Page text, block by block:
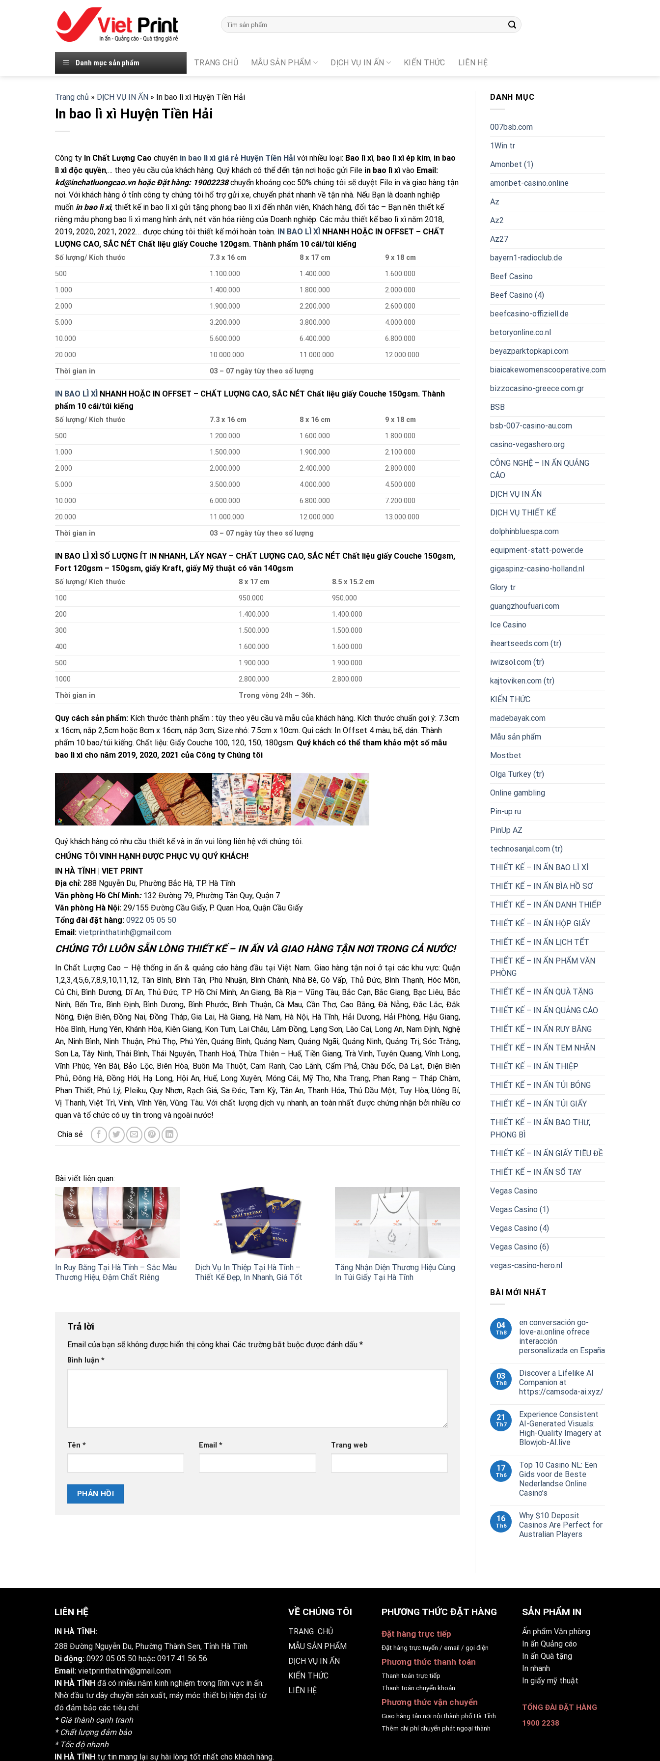
Danh mục sản phẩm TRANG CHỦ MẪU SẢN PHẨM DỊCH VỤ IN ẤN KIẾN THỨC LIÊN HỆ
Trang chủ » DỊCH VỤ IN ẤN » In bao lì xì Huyện Tiền Hải
In bao lì xì Huyện Tiền Hải
Công ty In Chất Lượng Cao chuyên in bao lì xì giá rẻ Huyện Tiền Hải với nhiều loại: Bao lì xì, bao lì xì ép kim, in bao
lì xì độc quyền,… theo yêu cầu của khách hàng. Quý khách có thể đến tận nơi hoặc gửi File in bao lì xì vào Email:
kd@inchatluongcao.vn hoặc Đặt hàng: 19002238chuyển khoảng cọc 50% chúng tôi sẽ duyệt File in và giao hàng tận
nơi. Với khách hàng ở tỉnh công ty chúng tôi hổ trợ gửi xe, chuyển phát nhanh về tận nhà. Nếu Bạn là doanh nghiệp
muốn in bao lì xì, thiết kế in bao lì xì gửi tặng phong bao lì xì đến nhân viên, Khách hàng, đối tác – Bạn nên thiết kế
riêng mẫu phong bao lì xì mang hình ảnh, nét văn hóa riêng của Doanh nghiệp. Các mẫu thiết kế bao lì xì năm 2018,
2019, 2020, 2021, 2022… được chúng tôi thiết kế mới hoàn toàn. IN BAO LÌ XÌ NHANH HOẶC IN OFFSET – CHẤT
LƯỢNG CAO, SẮC NÉT Chất liệu giấy Couche 120gsm. Thành phẩm 10 cái/túi kiếng
Số lượng/ Kích thước 7.3 x 16 cm 8 x 17 cm
9 x 18 cm
500
1.100.000 1.400.000
1.600.000
1.000
1.400.000 1.800.000
2.000.000
2.000
1.900.000 2.200.000
2.600.000
5.000
3.200.000 3.800.000
4.000.000
10.000
5.600.000 6.400.000
6.800.000
20.000
10.000.000 11.000.000
12.000.000
Thời gian in
03 – 07 ngày tùy theo số lượng
IN BAO LÌ XÌ NHANH HOẶC IN OFFSET – CHẤT LƯỢNG CAO, SẮC NÉT Chất liệu giấy Couche 150gsm. Thành
phẩm 10 cái/túi kiếng
Số lượng/ Kích thước 7.3 x 16 cm 8 x 16 cm
9 x 18 cm
500
1.200.000 1.600.000
1.800.000
1.000
1.500.000 1.900.000
2.100.000
2.000
2.000.000 2.400.000
2.800.000
5.000
3.500.000 4.000.000
4.500.000
10.000
6.000.000 6.800.000
7.200.000
20.000
11.000.000 12.000.000
13.000.000
Thời gian in
03 – 07 ngày tùy theo số lượng
IN BAO LÌ XÌ SỐ LƯỢNG ÍT IN NHANH, LẤY NGAY – CHẤT LƯỢNG CAO, SẮC NÉT Chất liệu giấy Couche 150gsm,
Fort 120gsm – 150gsm, giấy Kraft, giấy Mỹ thuật có vân 140gsm
Số lượng/ Kích thước 8 x 17 cm
8.5 x 15.2 cm
100
950.000
950.000
200
1.400.000
1.400.000
300
1.500.000
1.500.000
400
1.600.000
1.600.000
500
1.900.000
1.900.000
1000
2.800.000
2.800.000
Thời gian in
Trong vòng 24h – 36h.
Quy cách sản phẩm: Kích thước thành phẩm : tùy theo yêu cầu và mẫu của khách hàng. Kích thước chuẩn gợi ý: 7.3cm
x 16cm, nắp 2,5cm hoặc 8cm x 16cm, nắp 3cm; Size nhỏ: 7.5cm x 10cm. Qui cách: In Offset 4 màu, bế, dán. Thành
phẩm 10 bao/túi kiếng. Chất liệu: Giấy Couche 100, 120, 150, 180gsm. Quý khách có thể tham khảo một số mẫu
bao lì xì cho năm 2019, 2020, 2021 của Công ty Chúng tôi
Quý khách hàng có nhu cầu thiết kế và in ấn vui lòng liên hệ với chúng tôi.
CHÚNG TÔI VINH HẠNH ĐƯỢC PHỤC VỤ QUÝ KHÁCH!
IN HÀ TĨNH | VIET PRINT
Địa chỉ: 288 Nguyễn Du, Phường Bắc Hà, TP. Hà Tĩnh
Văn phòng Hồ Chí Minh:132 Đường 79, Phường Tân Quy, Quận 7
Văn phòng Hà Nội: 29/155 Đường Cầu Giấy, P. Quan Hoa, Quận Cầu Giấy
Tổng đài đặt hàng: 0922 05 05 50
Email: vietprinthatinh@gmail.com
CHÚNG TÔI LUÔN SẴN LÒNG THIẾT KẾ – IN ẤN VÀ GIAO HÀNG TẬN NƠI TRONG CẢ NƯỚC!
In Chất Lượng Cao – Hệ thống in ấn & quảng cáo hàng đầu tại Việt Nam. Giao hàng tận nơi ở tại các khu vực: Quận
1,2,3,4,5,6,7,8,9,10,11,12, Tân Bình, Bình Tân, Phú Nhuận, Bình Chánh, Nhà Bè, Gò Vấp, Thủ Đức, Bình Thạnh, Hóc Môn,
Củ Chi, Bình Dương, Dĩ An, Thủ Đức, TP Hồ Chí Minh, An Giang, Bà Rịa – Vũng Tàu, Bắc Cạn, Bắc Giang, Bạc Liêu, Bắc
Ninh, Bến Tre, Bình Định, Bình Dương, Bình Phước, Bình Thuận, Cà Mau, Cần Thơ, Cao Bằng, Đà Nẵng, Đắc Lắc, Đắk
Nông, Điện Biên, Đồng Nai, Đồng Tháp, Gia Lai, Hà Giang, Hà Nam, Hà Nội, Hà Tĩnh, Hải Dương, Hải Phòng, Hậu Giang,
Hòa Bình, Hưng Yên, Khánh Hòa, Kiên Giang, Kon Tum, Lai Châu, Lâm Đồng, Lạng Sơn, Lào Cai, Long An, Nam Định, Nghệ
An, Ninh Bình, Ninh Thuận, Phú Thọ, Phú Yên, Quảng Bình, Quảng Nam, Quảng Ngãi, Quảng Ninh, Quảng Trị, Sóc Trăng,
Sơn La, Tây Ninh, Thái Bình, Thái Nguyên, Thanh Hoá, Thừa Thiên – Huế, Tiền Giang, Trà Vinh, Tuyên Quang, Vĩnh Long,
Vĩnh Phúc, Yên Bái, Bảo Lộc, Biên Hòa, Buôn Ma Thuột, Cam Ranh, Cao Lãnh, Cẩm Phả, Châu Đốc, Đà Lạt, Điện Biên
Phủ, Đông Hà, Đồng Hới, Hạ Long, Hội An, Huế, Long Xuyên, Móng Cái, Mỹ Tho, Nha Trang, Phan Rang – Tháp Chàm,
Phan Thiết, Phủ Lý, Pleiku, Quy Nhơn, Rạch Giá, Sa Đéc, Tam Kỳ, Tân An, Thanh Hóa, Thủ Dầu Một, Tuy Hòa, Uông Bí,
Vị Thanh, Việt Trì, Vinh, Vĩnh Yên, Vũng Tàu. Với chất lượng dịch vụ nhanh, an toàn nhất được chứng nhận bởi nhiều cơ
quan và tổ chức có uy tín trong và ngoài nước!
Bài viết liên quan:
In Ruy Băng Tại Hà Tĩnh – Sắc Màu
Thương Hiệu, Đậm Chất Riêng
Dịch Vụ In Thiệp Tại Hà Tĩnh –
Thiết Kế Đẹp, In Nhanh, Giá Tốt
Tăng Nhận Diện Thương Hiệu Cùng
In Túi Giấy Tại Hà Tĩnh
Trả lời
Email của bạn sẽ không được hiển thị công khai. Các trường bắt buộc được đánh dấu *
Bình luận *
Tên * Email* Trang web
DANH MỤC
007bsb.com
1Win tr
Amonbet (1)
amonbet-casino.online
Az
Az2
Az27
bayern1-radioclub.de
Beef Casino
Beef Casino (4)
beefcasino-offiziell.de
betoryonline.co.nl
beyazparktopkapi.com
biaicakewomenscooperative.com
bizzocasino-greece.com.gr
BSB
bsb-007-casino-au.com
casino-vegashero.org
CÔNG NGHỆ – IN ẤN QUẢNG
CÁO
DỊCH VỤ IN ẤN
DỊCH VỤ THIẾT KẾ
dolphinbluespa.com
equipment-statt-power.de
gigaspinz-casino-holland.nl
Glory tr
guangzhoufuari.com
Ice Casino
iheartseeds.com (tr)
iwizsol.com (tr)
kajtoviken.com (tr)
KIẾN THỨC
madebayak.com
Mẫu sản phẩm
Mostbet
Olga Turkey (tr)
Online gambling
Pin-up ru
PinUp AZ
technosanjal.com (tr)
THIẾT KẾ – IN ẤN BAO LÌ XÌ
THIẾT KẾ – IN ẤN BÌA HỒ SƠ
THIẾT KẾ – IN ẤN DANH THIẾP
THIẾT KẾ – IN ẤN HỘP GIẤY
THIẾT KẾ – IN ẤN LỊCH TẾT
THIẾT KẾ – IN ẤN PHẨM VĂN
PHÒNG
THIẾT KẾ – IN ẤN QUÀ TẶNG
THIẾT KẾ – IN ẤN QUẢNG CÁO
THIẾT KẾ – IN ẤN RUY BĂNG
THIẾT KẾ – IN ẤN TEM NHÃN
THIẾT KẾ – IN ẤN THIỆP
THIẾT KẾ – IN ẤN TÚI BÓNG
THIẾT KẾ – IN ẤN TÚI GIẤY
THIẾT KẾ – IN ẤN BAO THƯ,
PHONG BÌ
THIẾT KẾ – IN ẤN GIẤY TIÊU ĐỀ
THIẾT KẾ – IN ẤN SỔ TAY
Vegas Casino
Vegas Casino (1)
Vegas Casino (4)
Vegas Casino (6)
vegas-casino-hero.nl
BÀI MỚI NHẤT
04
Th8
en conversación go-
love-ai.online ofrece
interacción
personalizada en España
03
Th8
Discover a Lifelike AI
Companion at
https://camsoda-ai.xyz/
21
Th7
Experience Consistent
AI-Generated Visuals:
High-Quality Imagery at
Blowjob-AI.live
17
Th6
Top 10 Casino NL: Een
Gids voor de Beste
Nederlandse Online
Casino’s
16
Th6
Why $10 Deposit
Casinos Are Perfect for
Australian Players
LIÊN HỆ
IN HÀ TĨNH:
288 Đường Nguyễn Du, Phường Thành Sen, Tỉnh Hà Tĩnh
Di động: 0922 05 05 50hoặc 0917 41 56 56
Email: vietprinthatinh@gmail.com
IN HÀ TĨNH đã có nhiều năm kinh nghiệm trong lĩnh vực in ấn.
Nhờ đầu tư dây chuyền sản xuất, máy móc thiết bị hiện đại từ
đó đảm bảo các tiêu chí:
* Giá thành cạnh tranh
* Chất lượng đảm bảo
* Tốc độ nhanh
IN HÀ TĨNHtự tin mang lại sự hài lòng tốt nhất cho khách hàng.
VỀ CHÚNG TÔI
TRANG CHỦ
MẪU SẢN PHẨM
DỊCH VỤ IN ẤN
KIẾN THỨC
LIÊN HỆ
PHƯƠNG THỨC ĐẶT HÀNG
Đặt hàng trực tiếp
Đặt hàng trực tuyến / email / gọi điện
Phương thức thanh toán
Thanh toán trực tiếp
Thanh toán chuyển khoản
Phương thức vận chuyển
Giao hàng tận nơi nội thành phố Hà Tĩnh
Thêm chi phí chuyển phát ngoại thành
SẢN PHẨM IN
Ấn phẩm Văn phòng
In ấn Quảng cáo
In ấn Quà tặng
In nhanh
In giấy mỹ thuật
TỔNG ĐÀI ĐẶT HÀNG
1900 2238